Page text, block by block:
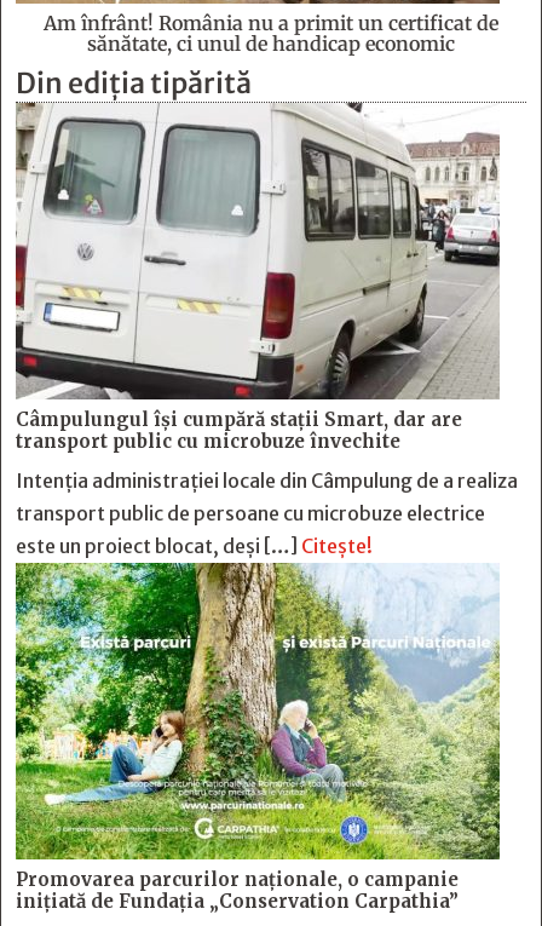
Am înfrânt! România nu a primit un certificat de
sănătate, ci unul de handicap economic
Din ediția tipărită
Câmpulungul îşi cumpără staţii Smart, dar are
transport public cu microbuze învechite
Intenția administrației locale din Câmpulung de a realiza
transport public de persoane cu microbuze electrice
este un proiect blocat, deși […] Citește!
Promovarea parcurilor naționale, o campanie
inițiată de Fundația „Conservation Carpathia”